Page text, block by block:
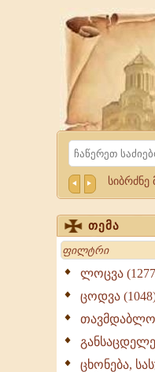
Search
თემა
Search
ლოცვა
ცოდვა
ცხონება,